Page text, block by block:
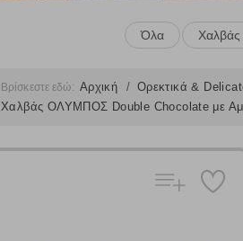
Όλα
Βρίσκεστε εδώ: Αρχική Ορεκτικά &
Χαλβάς ΟΛΥΜΠΟΣ Double Chocolate με